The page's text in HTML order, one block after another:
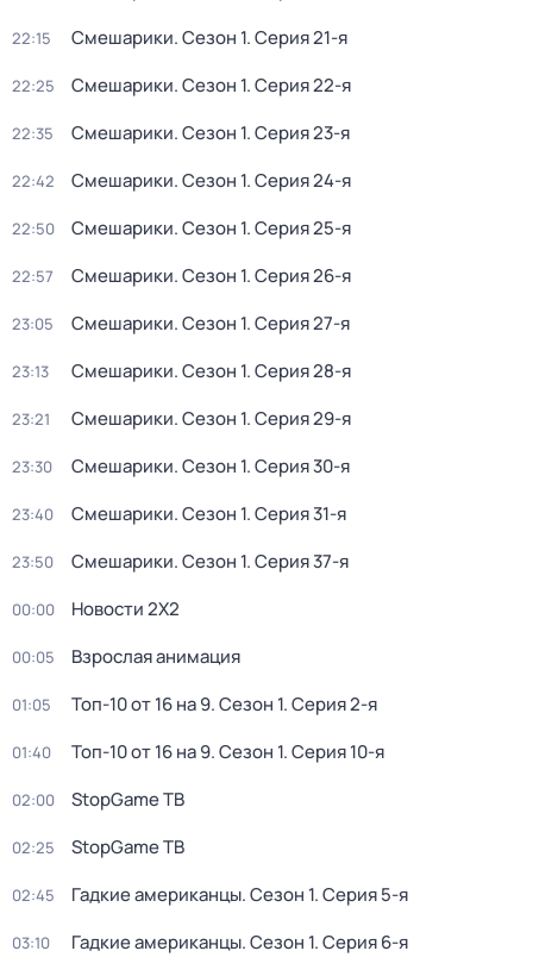
22:15 Смешарики. Сезон 1. Серия 21-я
22:25 Смешарики. Сезон 1. Серия 22-я
22:35 Смешарики. Сезон 1. Серия 23-я
22:42 Смешарики. Сезон 1. Серия 24-я
22:50 Смешарики. Сезон 1. Серия 25-я
22:57 Смешарики. Сезон 1. Серия 26-я
23:05 Смешарики. Сезон 1. Серия 27-я
23:13 Смешарики. Сезон 1. Серия 28-я
23:21 Смешарики. Сезон 1. Серия 29-я
23:30 Смешарики. Сезон 1. Серия 30-я
23:40 Смешарики. Сезон 1. Серия 31-я
23:50 Смешарики. Сезон 1. Серия 37-я
00:00 Новости 2Х2
00:05 Взрослая анимация
01:05 Топ-10 от 16 на 9. Сезон 1. Серия 2-я
01:40 Топ-10 от 16 на 9. Сезон 1. Серия 10-я
02:00 StopGame ТВ
02:25 StopGame ТВ
02:45 Гадкие американцы. Сезон 1. Серия 5-я
03:10 Гадкие американцы. Сезон 1. Серия 6-я